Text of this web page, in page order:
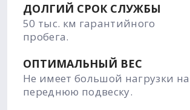
ДОЛГИЙ СРОК СЛУЖБЫ
50 тыс. км гарантийного
пробега.
ОПТИМАЛЬНЫЙ ВЕС
Не имеет большой нагрузки на
переднюю подвеску.